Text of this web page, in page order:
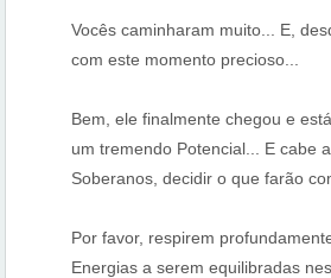
Vocês caminharam muito... E,
com este momento precioso...
Bem, ele finalmente chegou e
um tremendo Potencial... E cabe
Soberanos, decidir o que farão
Por favor, respirem
Energias a serem equilibradas